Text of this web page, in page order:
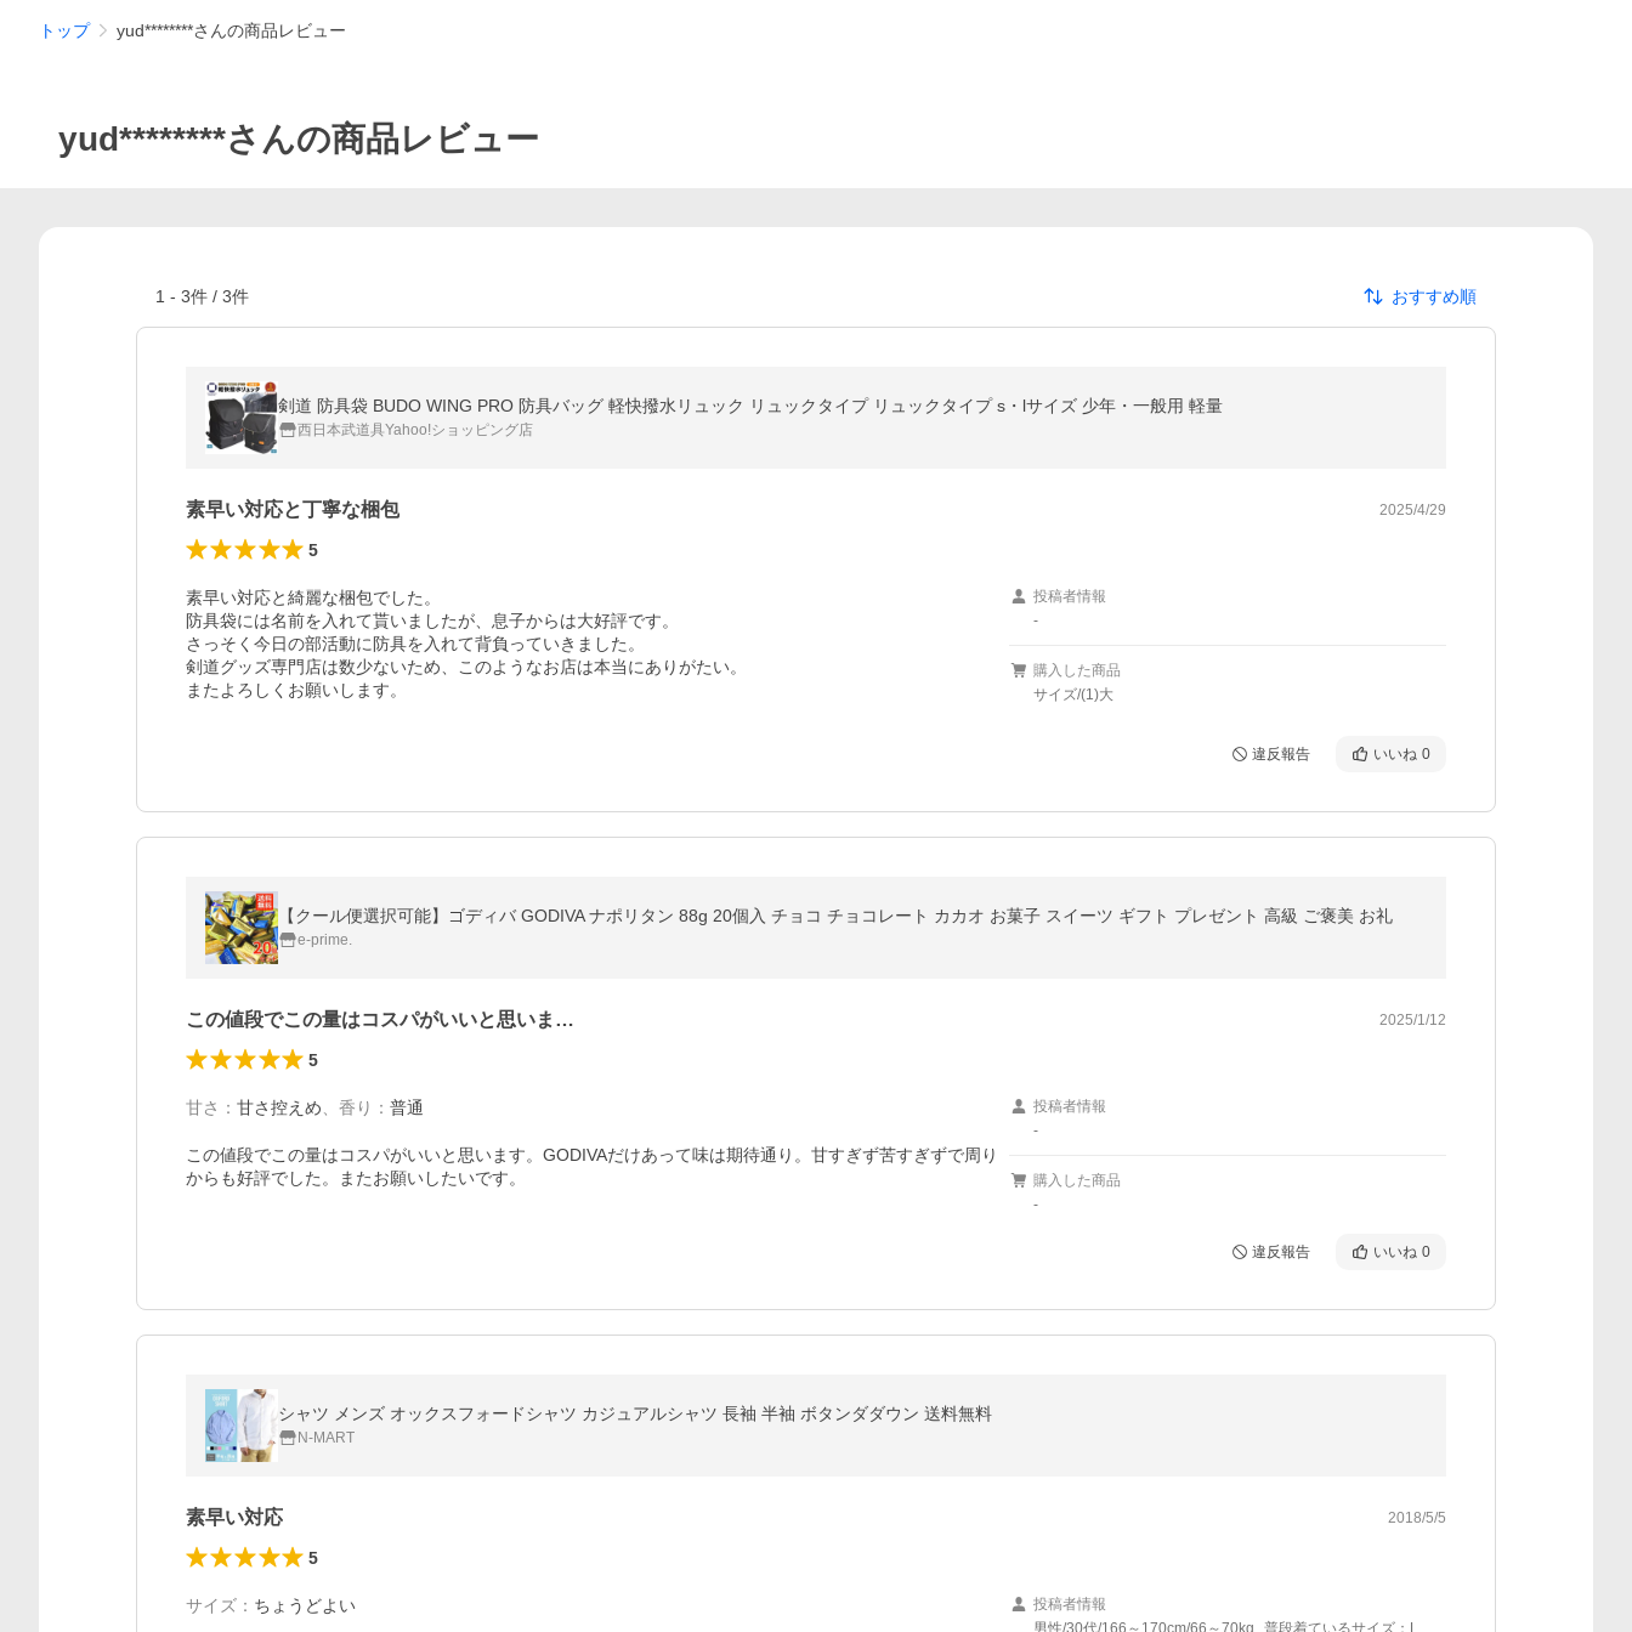
トップ yud********さんの商品レビュー
yud********さんの商品レビュー
1 - 3件 / 3件 おすすめ順
剣道 防具袋 BUDO WING PRO 防具バッグ 軽快撥水リュック リュックタイプ リュックタイプ s・lサイズ 少年・一般用 軽量
西日本武道具Yahoo!ショッピング店
素早い対応と丁寧な梱包 2025/4/29
5
素早い対応と綺麗な梱包でした。
防具袋には名前を入れて貰いましたが、息子からは大好評です。
さっそく今日の部活動に防具を入れて背負っていきました。
剣道グッズ専門店は数少ないため、このようなお店は本当にありがたい。
またよろしくお願いします。
投稿者情報
-
購入した商品
サイズ/(1)大
違反報告 いいね 0
【クール便選択可能】ゴディバ GODIVA ナポリタン 88g 20個入 チョコ チョコレート カカオ お菓子 スイーツ ギフト プレゼント 高級 ご褒美 お礼
e-prime.
この値段でこの量はコスパがいいと思いま… 2025/1/12
5
甘さ ： 甘さ控えめ 香り ： 普通
この値段でこの量はコスパがいいと思います。GODIVAだけあって味は期待通り。甘すぎず苦すぎずで周り
からも好評でした。またお願いしたいです。
投稿者情報
-
購入した商品
-
違反報告 いいね 0
シャツ メンズ オックスフォードシャツ カジュアルシャツ 長袖 半袖 ボタンダダウン 送料無料
N-MART
素早い対応 2018/5/5
5
サイズ ： ちょうどよい
投稿者情報
男性/30代/166～170cm/66～70kg
普段着ているサイズ：L